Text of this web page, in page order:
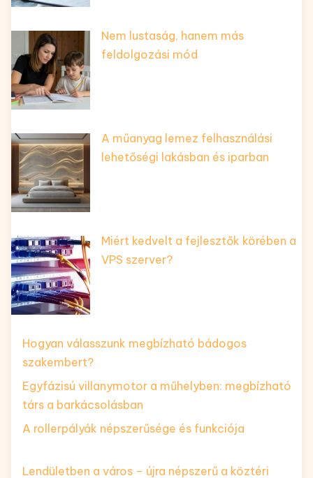
Nem lustaság, hanem más
feldolgozási mód
A műanyag lemez felhasználási
lehetőségi lakásban és iparban
Miért kedvelt a fejlesztők körében a
VPS szerver?
Hogyan válasszunk megbízható bádogos
szakembert?
Egyfázisú villanymotor a műhelyben: megbízható
társ a barkácsolásban
A rollerpályák népszerűsége és funkciója
Lendületben a város – újra népszerű a köztéri